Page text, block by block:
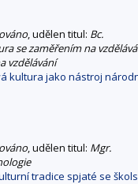
, udělen titul: Bc.
se zaměřením na
vzdělávání
kultura jako nástroj
, udělen titul: Mgr.
tradice spjaté se